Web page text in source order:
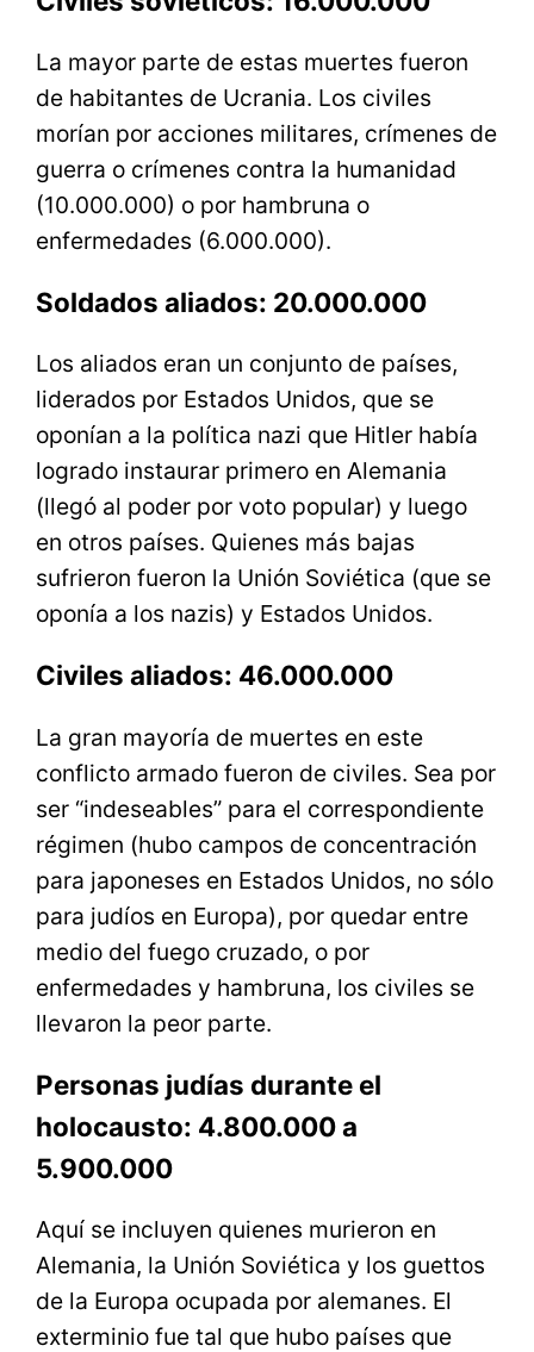
La mayor parte de estas muertes fueron
de habitantes de Ucrania. Los civiles
morían por acciones militares, crímenes de
guerra o crímenes contra la humanidad
(10.000.000) o por hambruna o
enfermedades (6.000.000).
Soldados aliados: 20.000.000
Los aliados eran un conjunto de países,
liderados por Estados Unidos, que se
oponían a la política nazi que Hitler había
logrado instaurar primero en Alemania
(llegó al poder por voto popular) y luego
en otros países. Quienes más bajas
sufrieron fueron la Unión Soviética (que se
oponía a los nazis) y Estados Unidos.
Civiles aliados: 46.000.000
La gran mayoría de muertes en este
conflicto armado fueron de civiles. Sea por
ser “indeseables” para el correspondiente
régimen (hubo campos de concentración
para japoneses en Estados Unidos, no sólo
para judíos en Europa), por quedar entre
medio del fuego cruzado, o por
enfermedades y hambruna, los civiles se
llevaron la peor parte.
Personas judías durante el
holocausto: 4.800.000 a
5.900.000
Aquí se incluyen quienes murieron en
Alemania, la Unión Soviética y los guettos
de la Europa ocupada por alemanes. El
exterminio fue tal que hubo países que